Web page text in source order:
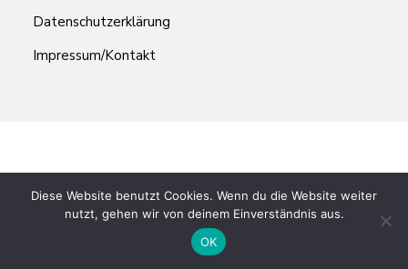
Datenschutzerklärung
Impressum/Kontakt
Diese Website benutzt Cookies. Wenn du die Website weiter
nutzt, gehen wir von deinem Einverständnis aus.
OK